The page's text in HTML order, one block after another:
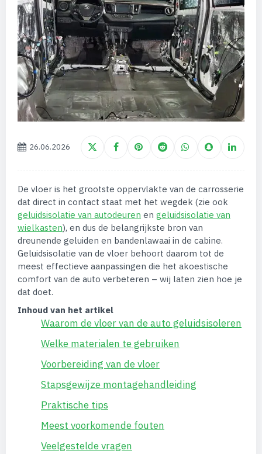
26.06.2026
De vloer is het grootste oppervlakte van de carrosserie
dat direct in contact staat met het wegdek (zie ook
geluidsisolatie van autodeuren en geluidsisolatie van
wielkasten), en dus de belangrijkste bron van
dreunende geluiden en bandenlawaai in de cabine.
Geluidsisolatie van de vloer behoort daarom tot de
meest effectieve aanpassingen die het akoestische
comfort van de auto verbeteren – wij laten zien hoe je
dat doet.
Inhoud van het artikel
Waarom de vloer van de auto geluidsisoleren
Welke materialen te gebruiken
Voorbereiding van de vloer
Stapsgewijze montagehandleiding
Praktische tips
Meest voorkomende fouten
Veelgestelde vragen